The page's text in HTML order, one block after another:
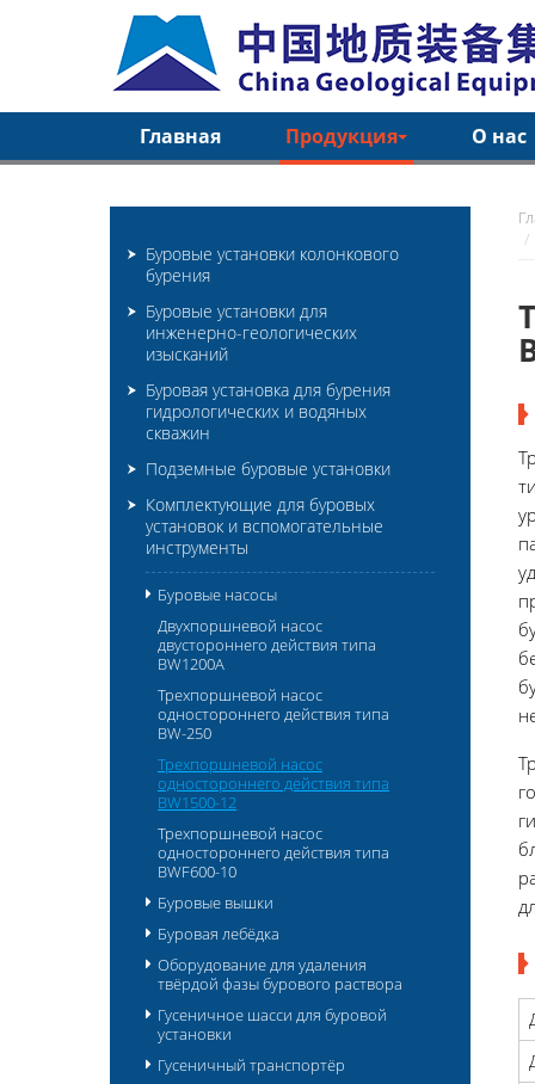
Главная Продукция О нас
Буровые установки колонкового
бурения
Буровые установки для
инженерно-геологических
изысканий
Буровая установка для бурения
гидрологических и водяных
скважин
Подземные буровые установки
Комплектующие для буровых
установок и вспомогательные
инструменты
Буровые насосы
Двухпоршневой насос
двустороннего действия типа
BW1200A
Трехпоршневой насос
одностороннего действия типа
BW-250
Трехпоршневой насос
одностороннего действия типа
BW1500-12
Трехпоршневой насос
одностороннего действия типа
BWF600-10
Буровые вышки
Буровая лебёдка
Оборудование для удаления
твёрдой фазы бурового раствора
Гусеничное шасси для буровой
установки
Гусеничный транспортёр